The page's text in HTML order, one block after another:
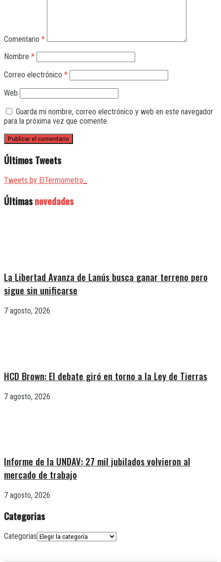
Comentario *
Nombre *
Correo electrónico *
Web
Guarda mi nombre, correo electrónico y web en este navegador
para la próxima vez que comente.
Últimos Tweets
Tweets by ElTermometro_
Últimasnovedades
La Libertad Avanza de Lanús busca ganar terreno pero
sigue sin unificarse
7 agosto, 2026
HCD Brown: El debate giró en torno a la Ley de Tierras
7 agosto, 2026
Informe de la UNDAV: 27 mil jubilados volvieron al
mercado de trabajo
7 agosto, 2026
Categorias
Categorias